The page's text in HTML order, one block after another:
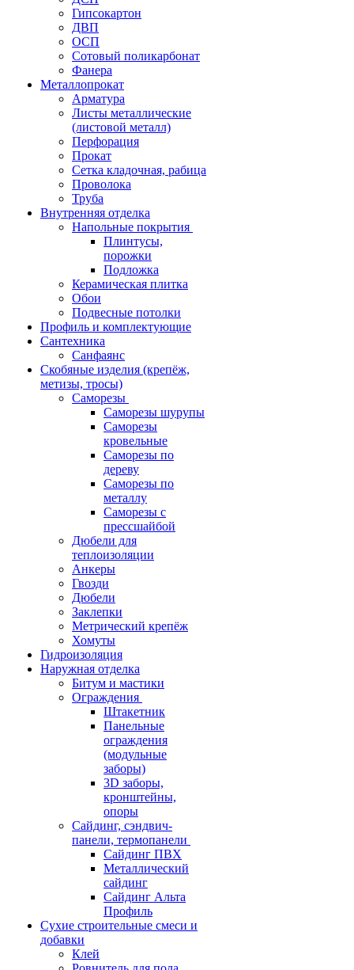
Гипсокартон
ДВП
ОСП
Сотовый поликарбонат
Фанера
Металлопрокат
Арматура
Листы металлические
(листовой металл)
Перфорация
Прокат
Сетка кладочная, рабица
Проволока
Труба
Внутренняя отделка
Напольные покрытия
Плинтусы,
порожки
Подложка
Керамическая плитка
Обои
Подвесные потолки
Профиль и комплектующие
Сантехника
Санфаянс
Скобяные изделия (крепёж,
метизы, тросы)
Саморезы
Саморезы шурупы
Саморезы
кровельные
Саморезы по
дереву
Саморезы по
металлу
Саморезы с
прессшайбой
Дюбели для
теплоизоляции
Анкеры
Гвозди
Дюбели
Заклепки
Метрический крепёж
Хомуты
Гидроизоляция
Наружная отделка
Битум и мастики
Ограждения
Штакетник
Панельные
ограждения
(модульные
заборы)
3D заборы,
кронштейны,
опоры
Cайдинг, сэндвич-
панели, термопанели
Сайдинг ПВХ
Металлический
сайдинг
Сайдинг Альта
Профиль
Сухие строительные смеси и
добавки
Клей